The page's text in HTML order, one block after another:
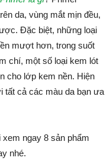
da, vùng mắt mịn đều,
Đặc biệt, những loại
mượt hơn, trong suốt
chí, một số loại kem lót
cho lớp kem nền. Hiện
tất cả các màu da bạn ưa
ngay 8 sản phẩm
nhé.